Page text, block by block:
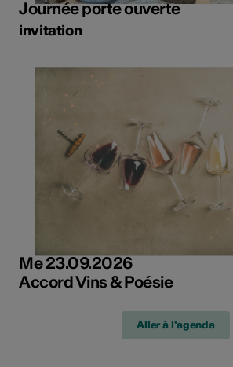
Journée porte ouverte
invitation
Me 23.09.2026
Accord Vins & Poésie
Aller à l'agenda